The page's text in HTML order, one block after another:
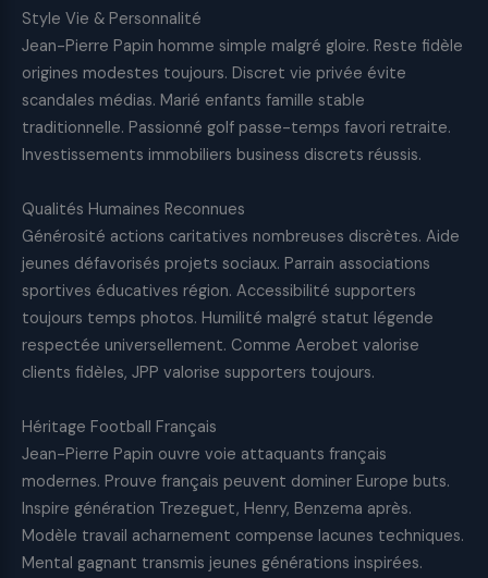
Style Vie & Personnalité
Jean-Pierre Papin homme simple malgré gloire. Reste fidèle
origines modestes toujours. Discret vie privée évite
scandales médias. Marié enfants famille stable
traditionnelle. Passionné golf passe-temps favori retraite.
Investissements immobiliers business discrets réussis.
Qualités Humaines Reconnues
Générosité actions caritatives nombreuses discrètes. Aide
jeunes défavorisés projets sociaux. Parrain associations
sportives éducatives région. Accessibilité supporters
toujours temps photos. Humilité malgré statut légende
respectée universellement. Comme Aerobet valorise
clients fidèles, JPP valorise supporters toujours.
Héritage Football Français
Jean-Pierre Papin ouvre voie attaquants français
modernes. Prouve français peuvent dominer Europe buts.
Inspire génération Trezeguet, Henry, Benzema après.
Modèle travail acharnement compense lacunes techniques.
Mental gagnant transmis jeunes générations inspirées.